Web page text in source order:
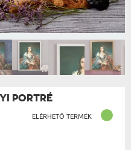
PORTRÉ
ELÉRHETŐ TERMÉK